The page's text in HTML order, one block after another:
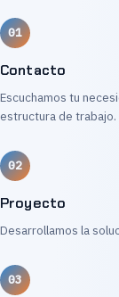
Contacto
Escuchamos tu
estructura de trabajo.
Proyecto
Desarrollamos la